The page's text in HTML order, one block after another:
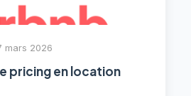
mars 2026
pricing en location